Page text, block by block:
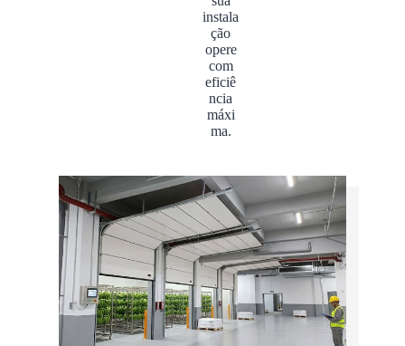
instala
ção
opere
com
eficiê
ncia
máxi
ma.